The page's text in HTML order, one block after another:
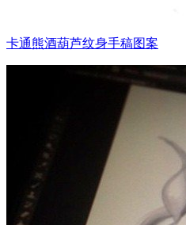
卡通熊酒葫芦纹身手稿图案